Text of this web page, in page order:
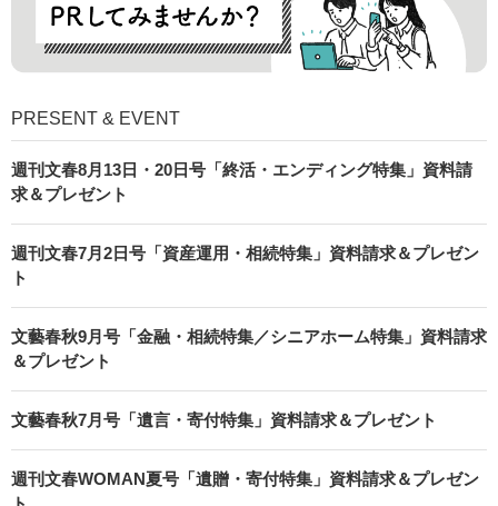
PRESENT & EVENT
週刊文春8月13日・20日号「終活・エンディング特集」資料請
求＆プレゼント
週刊文春7月2日号「資産運用・相続特集」資料請求＆プレゼン
ト
文藝春秋9月号「金融・相続特集／シニアホーム特集」資料請求
＆プレゼント
文藝春秋7月号「遺言・寄付特集」資料請求＆プレゼント
週刊文春WOMAN夏号「遺贈・寄付特集」資料請求＆プレゼン